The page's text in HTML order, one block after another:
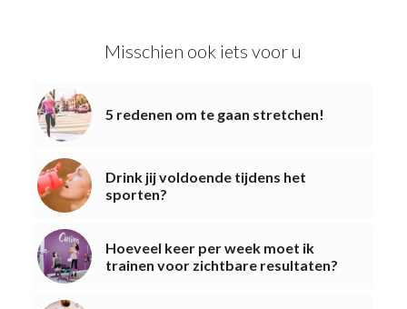
Misschien ook iets voor u
5 redenen om te gaan stretchen!
Drink jij voldoende tijdens het
sporten?
Hoeveel keer per week moet ik
trainen voor zichtbare resultaten?